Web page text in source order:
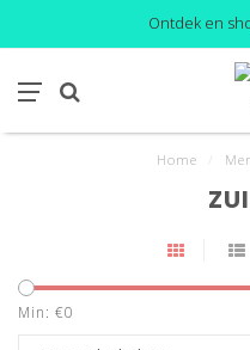
Ontdek en
Home
Min: €0